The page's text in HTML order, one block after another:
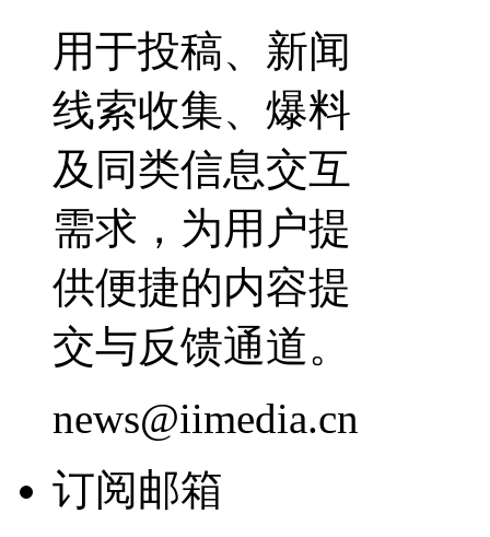
用于投稿、新闻
线索收集、爆料
及同类信息交互
需求，为用户提
供便捷的内容提
交与反馈通道。
news@iimedia.cn
订阅邮箱